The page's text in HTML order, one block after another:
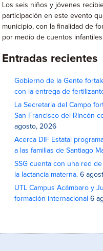
Los seis niños y jóvenes
participación en este evento
municipio, con la finalidad de
por medio de cuentos
Entradas recientes
Gobierno de la Gente
con la entrega de
La Secretaria del Campo
San Francisco del Rincón
agosto, 2026
Acerca DIF Estatal
a las familias de Santiago
SSG cuenta con una red
la lactancia materna. 6
UTL Campus Acámbaro y
formación internacional 6